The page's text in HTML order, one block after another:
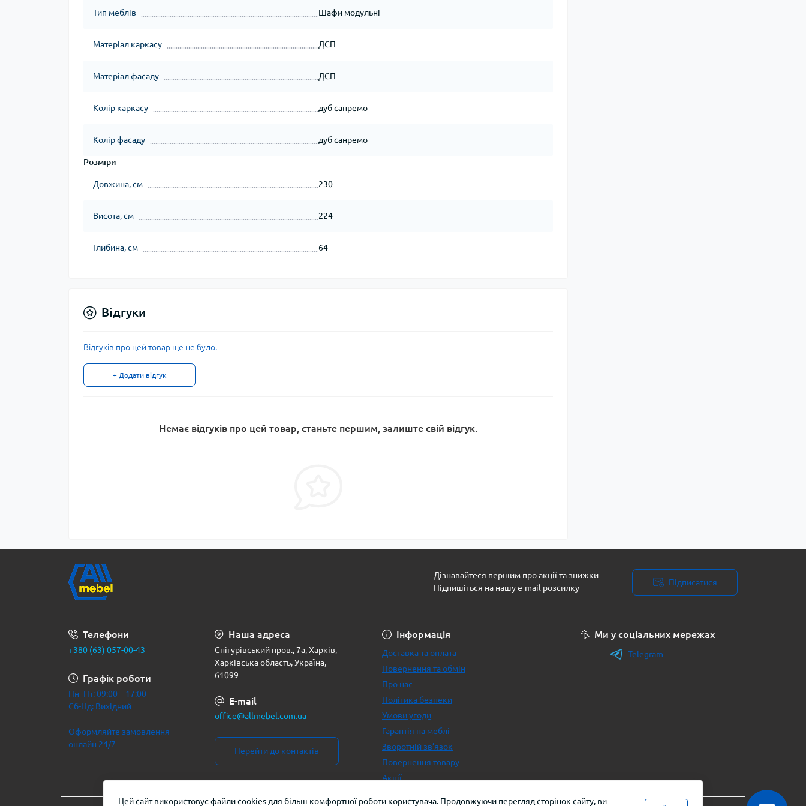
Тип меблів Шафи модульні
Матеріал каркасу ДСП
Матеріал фасаду ДСП
Колір каркасу дуб санремо
Колір фасаду дуб санремо
Розміри
Довжина, см 230
Висота, см 224
Глибина, см 64
Відгуки
Відгуків про цей товар ще не було.
+ Додати відгук
Немає відгуків про цей товар, станьте першим, залиште свій відгук.
Дізнавайтеся першим про акції та знижки
Підпишіться на нашу e-mail розсилку
Підписатися
Телефони
+380 (63) 057-00-43
Графік роботи
Пн–Пт: 09:00 – 17:00
Сб-Нд: Вихідний
Оформляйте замовлення
онлайн 24/7
Наша адреса
Снігурівський пров., 7а, Харків,
Харківська область, Україна,
61099
E-mail
office@allmebel.com.ua
Перейти до контактів
Інформація
Доставка та оплата
Повернення та обмін
Про нас
Політика безпеки
Умови угоди
Гарантія на меблі
Зворотній зв’язок
Повернення товару
Акції
Ми у соціальних мережах
Telegram
Цей сайт використовує файли cookies для більш комфортної роботи користувача. Продовжуючи перегляд сторінок сайту, ви